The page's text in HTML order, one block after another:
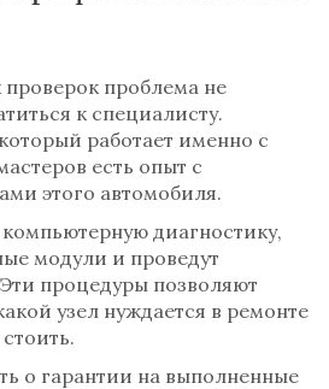
проверок проблема не
к специалисту.
работает именно с
есть опыт с
этого автомобиля.
диагностику,
модули и проведут
процедуры позволяют
узел нуждается в ремонте
о гарантии на выполненные